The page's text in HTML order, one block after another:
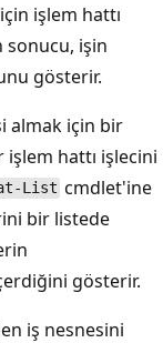
işlem hattı
işin
gösterir.
almak için bir
hattı işlecini
List cmdlet'ine
bir listede
gösterir.
iş nesnesini